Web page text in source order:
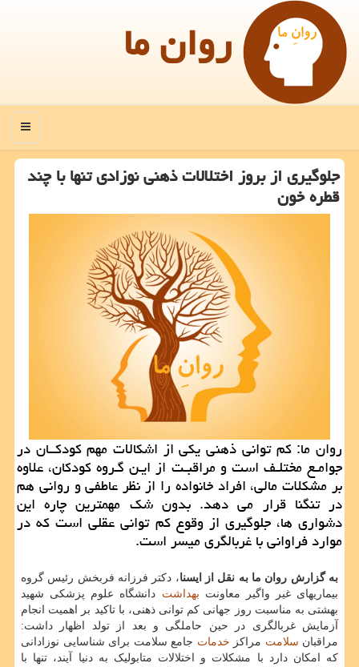
روان ما
منو
جلوگیری از بروز اختلالات ذهنی نوزادی تنها با چند
قطره خون
روان ما: كم توانی ذهنی یكی از اشكالات مهم كودكــان در
جوامـع مختلـف است و مراقبـت از ایـن گـروه كودكان، علاوه
بر مشكلات مالی، افراد خانواده را از نظر عاطفی و روانی هم
در تنگنا قرار می دهد. بدون شك مهمترین چاره این
دشواری ها، جلوگیری از وقوع كم توانی عقلی است كه در
موارد فراوانی با غربالگری میسر است.
به گزارش روان ما به نقل از ایسنا، دکتر فرزانه فربخش رئیس گروه
بیماریهای غیر واگیر معاونت بهداشت دانشگاه علوم پزشکی شهید
بهشتی به مناسبت روز جهانی کم توانی ذهنی، با تاکید بر اهمیت انجام
آزمایش غربالگری در حین حاملگی و بعد از تولد اظهار داشت:
مراقبان سلامت مراکز خدمات جامع سلامت برای شناسایی نوزادانی
که امکان دارد با مشکلات و اختلالات متابولیک به دنیا آیند، تنها با